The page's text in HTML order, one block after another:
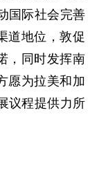
国际社会完善
道地位，敦促
，同时发挥南
愿为拉美和加
议程提供力所